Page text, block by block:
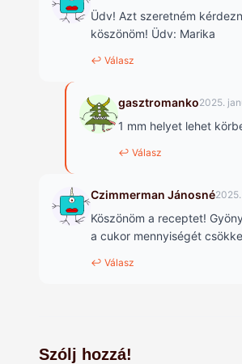
Üdv! Azt szeretném
köszönöm! Üdv: Marika
↩ Válasz
gasztromanko2025.
1 mm helyet lehet
↩ Válasz
Czimmerman Jánosné
Köszönöm a receptet!
a cukor mennyiségét
↩ Válasz
Szólj hozzá!